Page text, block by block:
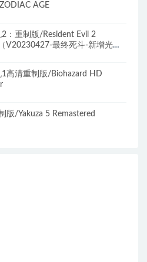
AGE
：重制版/Resident Evil 2
V20230427-最终死斗-新增光线
1高清重制版/Biohazard HD
版/Yakuza 5 Remastered